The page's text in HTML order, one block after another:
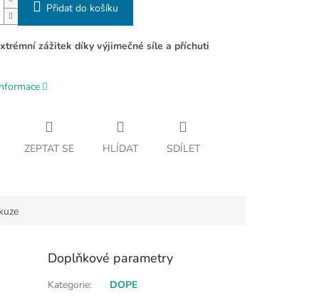
Přidat do košíku
zážitek díky výjimečné síle a příchuti
ZEPTAT SE HLÍDAT SDÍLET
Doplňkové parametry
Kategorie:
DOPE